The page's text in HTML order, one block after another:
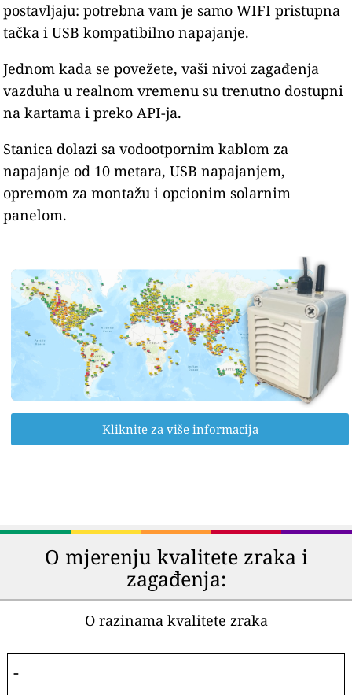
postavljaju: potrebna vam je samo WIFI pristupna
tačka i USB kompatibilno napajanje.
Jednom kada se povežete, vaši nivoi zagađenja
vazduha u realnom vremenu su trenutno dostupni
na kartama i preko API-ja.
Stanica dolazi sa vodootpornim kablom za
napajanje od 10 metara, USB napajanjem,
opremom za montažu i opcionim solarnim
panelom.
Kliknite za više informacija
O mjerenju kvalitete zraka i
zagađenja:
O razinama kvalitete zraka
-